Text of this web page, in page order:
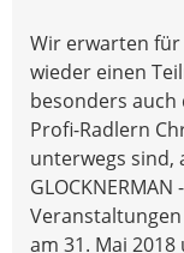
Wir erwarten für
wieder einen
besonders
Profi-Radlern
unterwegs sind,
am 31. Mai